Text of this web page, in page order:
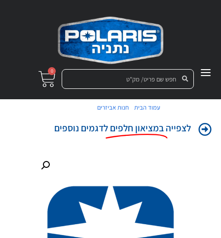
0
עמוד הבית /חנות אביזרים
לצפייהבמציאון חלפים לדגמים נוספים